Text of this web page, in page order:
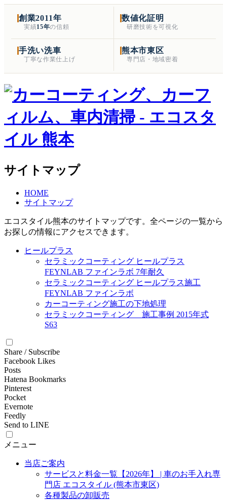
創業2011年
実績15年の信頼
数値化証明
研磨技術を可視化
手洗い洗車
丁寧な作業仕上げ
熊本市東区
専門店・地域密着
サイトマップ
HOME
サイトマップ
エコスタイル熊本のサイトマップです。全ページの一覧から
お探しの情報にアクセスできます。
ヒールプラス
セラミックコーティング ヒールプラス
FEYNLAB ファインラボ 7年耐久
セラミックコーティング ヒールプラス施工
FEYNLAB ファインラボ
カーコーティング施工の下地処理
セラミックコーティング 施工事例 2015年式
S63
Share / Subscribe
Facebook Likes
Posts
Hatena Bookmarks
Pinterest
Pocket
Evernote
Feedly
Send to LINE
メニュー
当店ご案内
サービスと料金一覧【2026年】 | 車のお手入れ専
門店 エコスタイル (熊本市東区)
各種製品の卸販売